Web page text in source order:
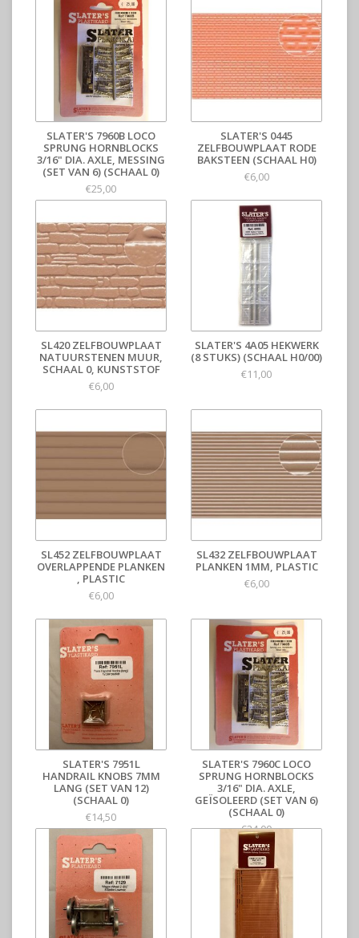
SLATER'S 7960B LOCO
SPRUNG HORNBLOCKS
3/16" DIA. AXLE, MESSING
(SET VAN 6) (SCHAAL 0)
€25,00
SLATER'S 0445
ZELFBOUWPLAAT RODE
BAKSTEEN (SCHAAL H0)
€6,00
SL420 ZELFBOUWPLAAT
NATUURSTENEN MUUR,
SCHAAL 0, KUNSTSTOF
€6,00
SLATER'S 4A05 HEKWERK
(8 STUKS) (SCHAAL H0/00)
€11,00
SL452 ZELFBOUWPLAAT
OVERLAPPENDE PLANKEN
, PLASTIC
€6,00
SL432 ZELFBOUWPLAAT
PLANKEN 1MM, PLASTIC
€6,00
SLATER'S 7951L
HANDRAIL KNOBS 7MM
LANG (SET VAN 12)
(SCHAAL 0)
€14,50
SLATER'S 7960C LOCO
SPRUNG HORNBLOCKS
3/16" DIA. AXLE,
GEÏSOLEERD (SET VAN 6)
(SCHAAL 0)
€24,00